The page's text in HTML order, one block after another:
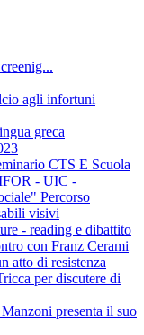
agli infortuni
greca
CTS E Scuola
- UIC -
Percorso
visivi
- reading e dibattito
con Franz Cerami
atto di resistenza
per discutere di
presenta il suo